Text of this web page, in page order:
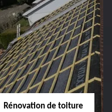
Rénovation de toiture